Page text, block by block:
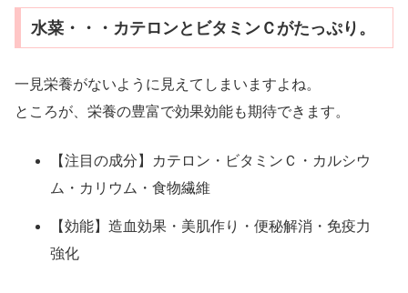
水菜・・・カテロンとビタミンＣがたっぷり。
一見栄養がないように見えてしまいますよね。
ところが、栄養の豊富で効果効能も期待できます。
【注目の成分】カテロン・ビタミンＣ・カルシウ
ム・カリウム・食物繊維
【効能】造血効果・美肌作り・便秘解消・免疫力
強化